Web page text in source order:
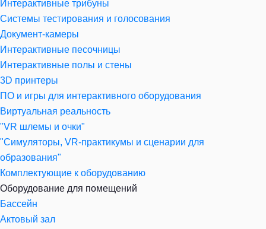
Интерактивные трибуны
Системы тестирования и голосования
Документ-камеры
Интерактивные песочницы
Интерактивные полы и стены
3D принтеры
ПО и игры для интерактивного оборудования
Виртуальная реальность
"VR шлемы и очки"
"Симуляторы, VR-практикумы и сценарии для
образования"
Комплектующие к оборудованию
Оборудование для помещений
Бассейн
Актовый зал